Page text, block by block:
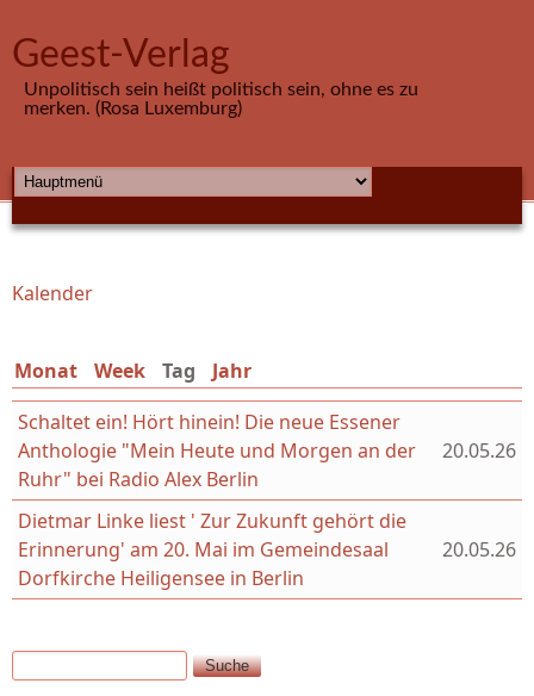
Geest-Verlag
Unpolitisch sein heißt politisch sein, ohne es zu
merken. (Rosa Luxemburg)
HAUPTMENÜ
Sie sind hier
Kalender
Monat Week Tag (aktiver Reiter)
Jahr
Schaltet ein! Hört hinein! Die neue Essener
Anthologie "Mein Heute und Morgen an der
Ruhr" bei Radio Alex Berlin
20.05.26
Dietmar Linke liest ' Zur Zukunft gehört die
Erinnerung' am 20. Mai im Gemeindesaal
Dorfkirche Heiligensee in Berlin
20.05.26
Suchformular
Suche